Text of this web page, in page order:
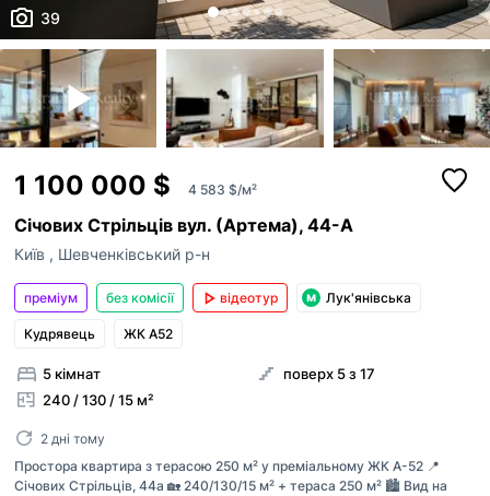
39
1 100 000 $ 4 583 $/м²
Січових Стрільців вул. (Артема), 44-А
Київ , Шевченківський р-н
преміум без комісії відеотур Лук'янівська
Кудрявець ЖК А52
5 кімнат
240 / 130 / 15 м²
поверх 5 з 17
2 дні тому
Простора квартира з терасою 250 м² у преміальному ЖК A-52 📍
Січових Стрільців, 44а 🏡 240/130/15 м² + тераса 250 м² 🏙 Вид на